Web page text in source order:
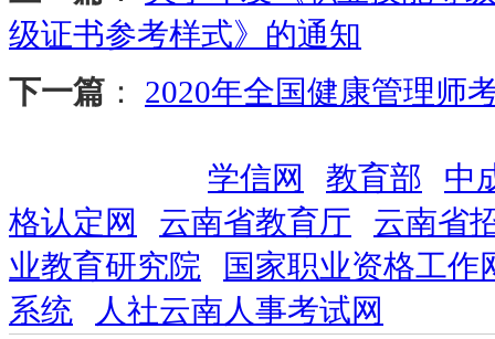
级证书参考样式》的通知
下一篇 ： 2020年全国健康管理师
学信网 教育部
中
格认定网
云南省教育厅
云南省
业教育研究院
国家职业资格工作
系统
人社云南人事考试网